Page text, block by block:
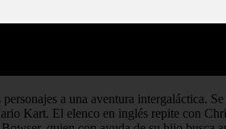
a una aventura intergaláctica.
Kart. El elenco en inglés repite con